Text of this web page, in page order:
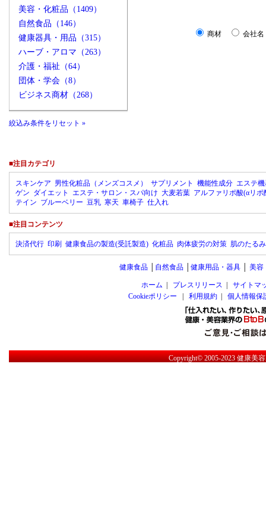
美容・化粧品（1409）
自然食品（146）
健康器具・用品（315）
ハーブ・アロマ（263）
介護・福祉（64）
団体・学会（8）
ビジネス商材（268）
絞込み条件をリセット »
商材 会社名
■注目カテゴリ
スキンケア 男性化粧品（メンズコスメ） サプリメント 機能性成分 エステ
ゲン ダイエット エステ・サロン・スパ向け 大麦若葉 アルファリポ酸(αリポ
テイン ブルーベリー 豆乳 寒天 車椅子 仕入れ
■注目コンテンツ
決済代行 印刷 健康食品の製造(受託製造) 化粧品 肉体疲労の対策 肌のたる
健康食品│ 自然食品│ 健康用品・器具│ 美容
ホーム プレスリリース
サイトマ
Cookieポリシー
利用規約| 個人情報保
Copyright© 2005-2023健康美